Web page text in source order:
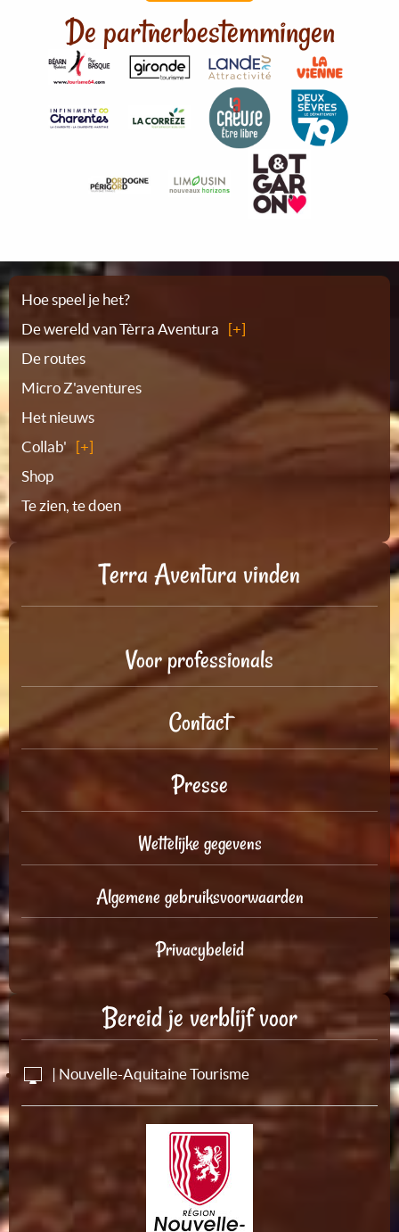
De partnerbestemmingen
Plattegrond
Hoe speel je het?
De wereld van Tèrra Aventura
De routes
Micro Z'aventures
Het nieuws
Collab'
Shop
Te zien, te doen
Terra Aventura vinden
Voor professionals
Contact
Presse
Wettelijke gegevens
Algemene gebruiksvoorwaarden
Privacybeleid
Bereid je verblijf voor
| Nouvelle-Aquitaine Tourisme